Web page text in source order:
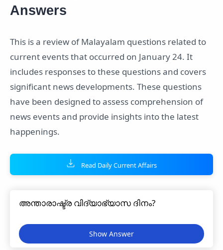
Answers
This is a review of Malayalam questions related to
current events that occurred on January 24. It
includes responses to these questions and covers
significant news developments. These questions
have been designed to assess comprehension of
news events and provide insights into the latest
happenings.
Read Daily Current Affairs
അന്താരാഷ്ട്ര വിദ്യാഭ്യാസ ദിനം?